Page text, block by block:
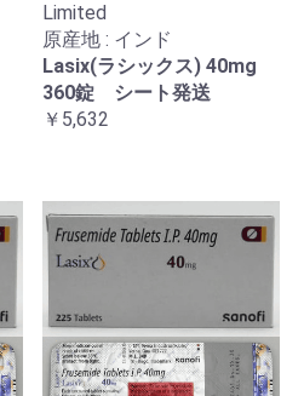
Limited
原産地 : インド
Lasix(ラシックス) 40mg
360錠 シート発送
￥5,632